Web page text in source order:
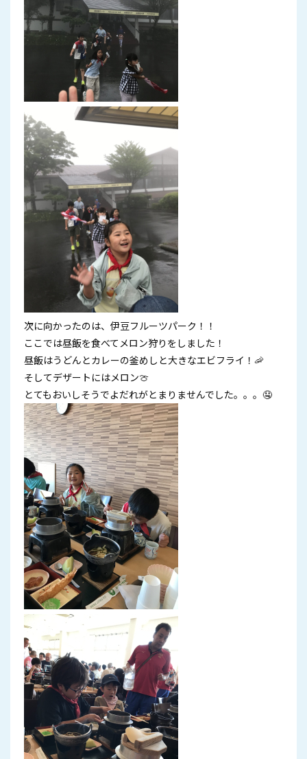
次に向かったのは、伊豆フルーツパーク！！
ここでは昼飯を食べてメロン狩りをしました！
昼飯はうどんとカレーの釜めしと大きなエビフライ！🦐
そしてデザートにはメロン🍈
とてもおいしそうでよだれがとまりませんでした。。。🤤